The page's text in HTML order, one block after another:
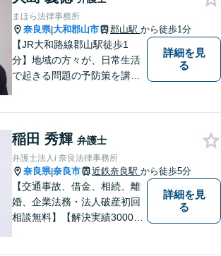
債務整理などはお任せくださ
い。
まほら法律事務所
奈良県|大和郡山市 郡山駅 から徒歩1分
【JR大和路線郡山駅徒歩1
分】地域の方々が、日常生活
で起きる問題の予防策を講じ
身近な弁護士を目指していま
す。
詳細を見
る
稲田 秀輝 弁護士
弁護士法人i 奈良法律事務所
奈良県|奈良市 近鉄奈良駅 から徒歩5分
【交通事故、借金、相続、離
婚、企業法務・法人破産初回
相談無料】【解決実績3000件
詳細を見
る